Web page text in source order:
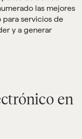
las mejores
servicios de
y a generar
en